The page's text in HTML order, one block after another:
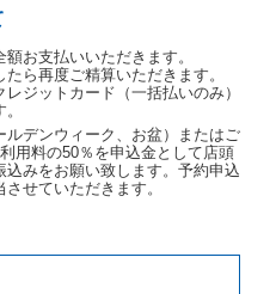
にもよらない事由により貸
、当社は受領済の予約申込
。
あった車種クラスのレンタ
ないときは、予約と異なる
以下「代替レンタカー」と
し入れることができるもの
諾したときは、当社は車種
の借受条件でレンタカー提
お支払いいただきます。
ら再度ご精算いただきます。
ジットカード（一括払いのみ）
デンウィーク、お盆）またはご
用料の50％を申込金として店頭
みをお願い致します。予約申込
せていただきます。